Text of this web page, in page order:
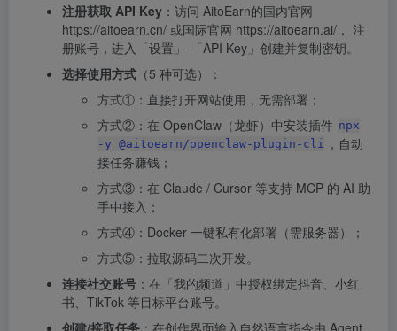
注册获取 API Key ：访问 AitoEarn的国内官网
https://aitoearn.cn/ 或国际官网 https://aitoearn.ai/， 注
册账号，进入「设置」-「API Key」创建并复制密钥。
选择使用方式 （5 种可选）：
方式①：直接打开网站使用，无需部署；
方式②：在 OpenClaw（龙虾）中安装插件 npx
-y @aitoearn/openclaw-plugin-cli
，自动
接任务赚钱；
方式③：在 Claude / Cursor 等支持 MCP 的 AI 助
手中接入；
方式④：Docker 一键私有化部署（需服务器）；
方式⑤：拉取源码二次开发。
连接社交账号 ：在「我的频道」中授权绑定抖音、小红
书、TikTok 等目标平台账号。
创建/接取任务 ：在创作界面输入自然语言指令由 Agent